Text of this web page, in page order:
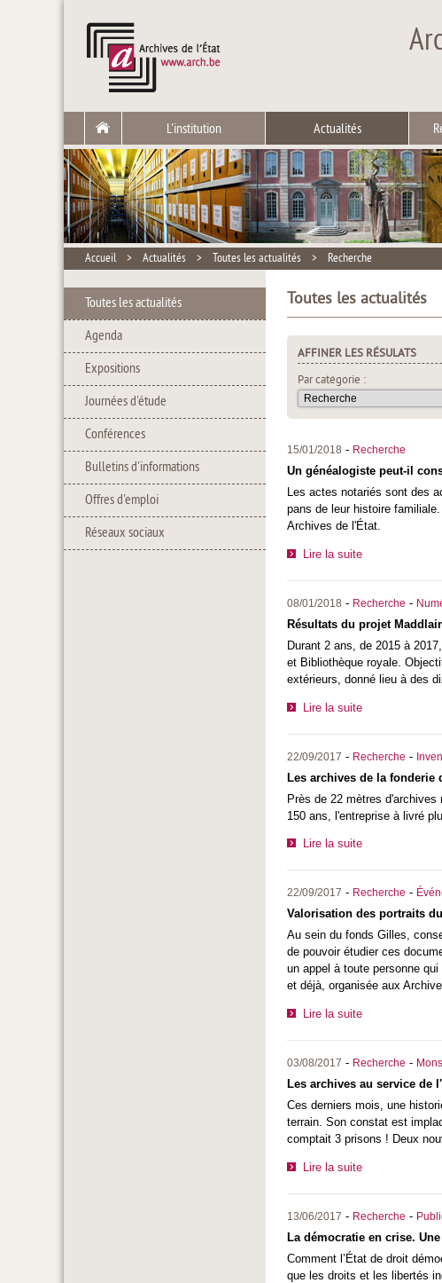
L'institution Actualités
Accueil > Actualités > Toutes les actualités > Recherche
Toutes les actualités
Agenda
Expositions
Journées d'étude
Conférences
Bulletins d'informations
Offres d'emploi
Réseaux sociaux
Toutes les actualités
AFFINER LES RÉSULATS
Par catégorie :
15/01/2018 - Recherche
Un généalogiste peut-il
Les actes notariés sont des
pans de leur histoire
Archives de l'État.
Lire la suite
08/01/2018 - Recherche -
Résultats du projet
Durant 2 ans, de 2015 à
et Bibliothèque royale.
extérieurs, donné lieu à des
Lire la suite
22/09/2017 - Recherche -
Les archives de la fonderie
Près de 22 mètres
150 ans, l'entreprise à livré
Lire la suite
22/09/2017 - Recherche -
Valorisation des portraits
Au sein du fonds Gilles,
de pouvoir étudier ces
un appel à toute personne
et déjà, organisée aux
Lire la suite
03/08/2017 - Recherche - Mons
Les archives au service de
Ces derniers mois, une
terrain. Son constat est
comptait 3 prisons ! Deux
Lire la suite
13/06/2017 - Recherche -
La démocratie en crise.
Comment l’État de droit
que les droits et les libertés